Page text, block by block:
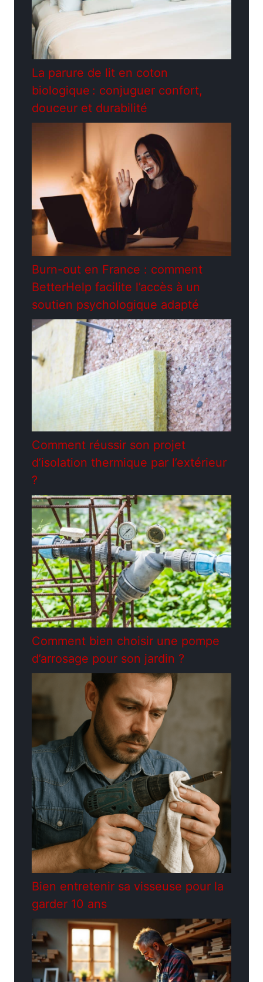
La parure de lit en coton
biologique : conjuguer confort,
douceur et durabilité
Burn-out en France : comment
BetterHelp facilite l’accès à un
soutien psychologique adapté
Comment réussir son projet
d’isolation thermique par l’extérieur
?
Comment bien choisir une pompe
d’arrosage pour son jardin ?
Bien entretenir sa visseuse pour la
garder 10 ans